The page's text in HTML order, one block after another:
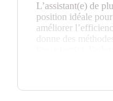
L’assistant(e) de
position idéale
améliorer
donne des
renforcer sa valeur